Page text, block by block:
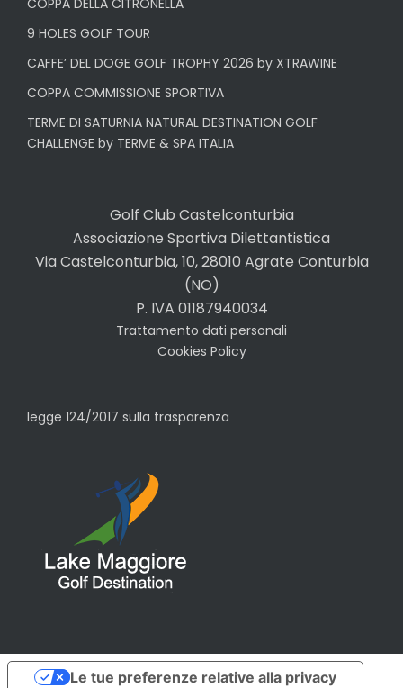
9 HOLES GOLF TOUR
CAFFE’ DEL DOGE GOLF TROPHY 2026 by XTRAWINE
COPPA COMMISSIONE SPORTIVA
TERME DI SATURNIA NATURAL DESTINATION GOLF
CHALLENGE by TERME & SPA ITALIA
Golf Club Castelconturbia
Associazione Sportiva Dilettantistica
Via Castelconturbia, 10, 28010 Agrate Conturbia
(NO)
P. IVA 01187940034
Trattamento dati personali
Cookies Policy
legge 124/2017 sulla trasparenza
Le tue preferenze relative alla privacy